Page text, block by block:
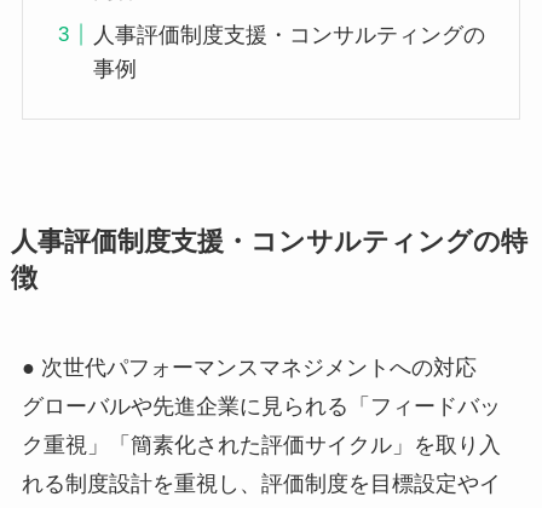
人事評価制度支援・コンサルティングの
事例
人事評価制度支援・コンサルティングの特
徴
● 次世代パフォーマンスマネジメントへの対応
グローバルや先進企業に見られる「フィードバッ
ク重視」「簡素化された評価サイクル」を取り入
れる制度設計を重視し、評価制度を目標設定やイ